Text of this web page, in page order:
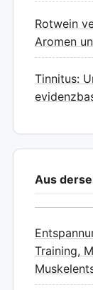
Rotwein
Aromen
Tinnitus:
Aus
Training,